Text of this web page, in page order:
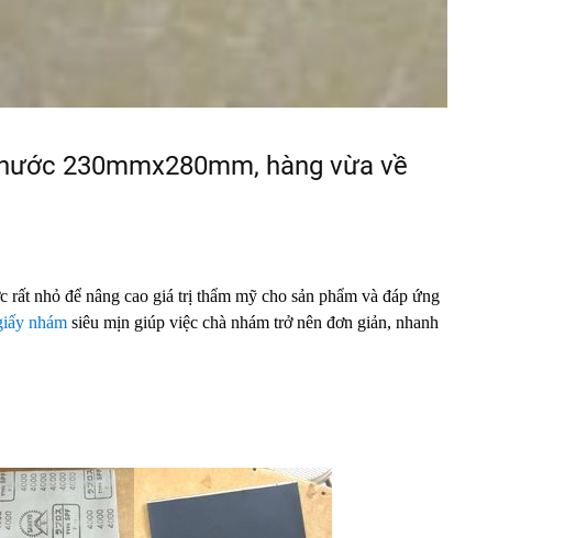
230mmx280mm, hàng vừa về
nhỏ để nâng cao giá trị thẩm mỹ cho sản phẩm và đáp ứng
nhám siêu mịn giúp việc chà nhám trở nên đơn giản, nhanh